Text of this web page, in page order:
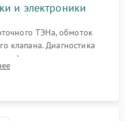
и электроники
ТЭНа, обмоток
клапана. Диагностика
датчика мутности,
модуля управления.